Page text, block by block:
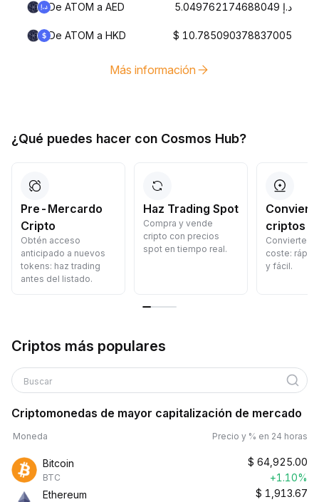
De ATOM a AED د.إ 5.049762174688049
De ATOM a HKD $ 10.785090378837005
Más información
¿Qué puedes hacer con Cosmos Hub?
Pre-Mercardo
Cripto
Obtén acceso
anticipado a nuevos
tokens: haz trading
antes del listado.
Haz Trading Spot
Compra y vende
cripto con precios
spot en tiempo real.
criptos
Convierte
coste:
y fácil.
Criptos más populares
Buscar
Criptomonedas de mayor capitalización de mercado
Moneda Precio y % en 24 horas
Bitcoin
BTC
$ 64,925.00
+1.10%
Ethereum
$ 1,913.67